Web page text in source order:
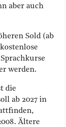
aber auch
Sold (ab
werden.
die
ab 2027 in
Ältere